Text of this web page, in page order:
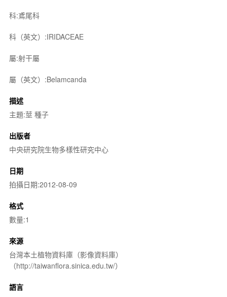
科:鳶尾科
科（英文）:IRIDACEAE
屬:射干屬
屬（英文）:Belamcanda
描述
主題:莖 種子
出版者
中央研究院生物多樣性研究中心
日期
拍攝日期:2012-08-09
格式
數量:1
來源
台灣本土植物資料庫（影像資料庫）
（http://taiwanflora.sinica.edu.tw/）
語言